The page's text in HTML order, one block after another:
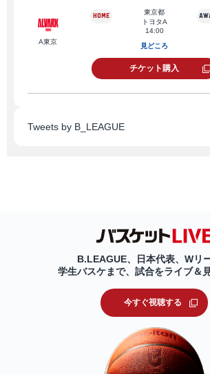
A東京
東京都
トヨタA
14:00
見どころ
チケット購入
Tweets by B_LEAGUE
B.LEAGUE、日本代表、Wリー
学生バスケまで、試合をライブ＆
今すぐ視聴する